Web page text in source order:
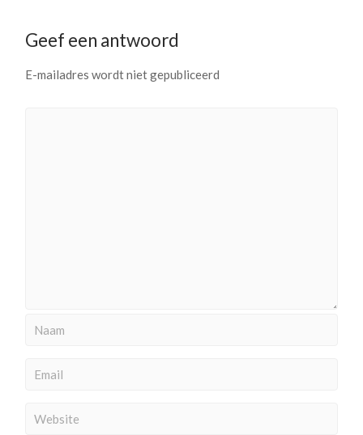
Geef een antwoord
E-mailadres wordt niet gepubliceerd